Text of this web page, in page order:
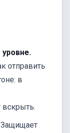
отправить
в
вскрыть.
Защищает